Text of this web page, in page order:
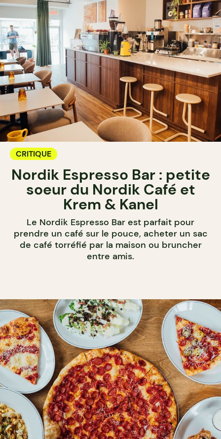
CRITIQUE
Nordik Espresso Bar : petite
soeur du Nordik Café et
Krem & Kanel
Le Nordik Espresso Bar est parfait pour
prendre un café sur le pouce, acheter un sac
de café torréfié par la maison ou bruncher
entre amis.